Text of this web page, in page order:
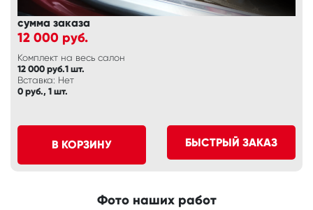
сумма заказа
12 000 руб.
Комплект на весь салон
12 000 руб.1 шт.
Вставка: Нет
0 руб., 1 шт.
В КОРЗИНУ БЫСТРЫЙ ЗАКАЗ
Фото наших работ